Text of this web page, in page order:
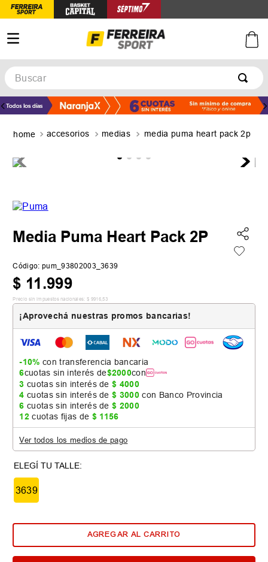
Buscar
TÉRMINOS MÁS BUSCADOS
3.
5. zapatillas adidas
accesorios medias media puma heart pack 2p
Media Puma Heart Pack 2P
Código: pum_93802003_3639
$ 11.999
Precio sin impuestos nacionales: $ 9916,53
¡Aprovechá nuestras promos bancarias!
-10% con transferencia bancaria
6cuotas sin interés de$2000con
3 cuotas sin interés de$ 4000
4 cuotas sin interés de$ 3000 con Banco Provincia
6 cuotas sin interés de$ 2000
12 cuotas fijas de $ 1156
Ver todos los medios de pago
3639
AGREGAR AL CARRITO